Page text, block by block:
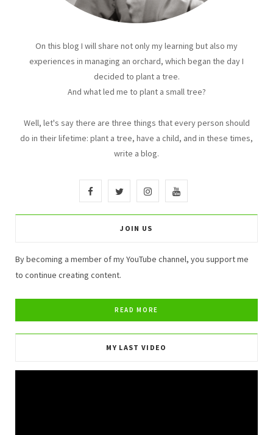
On this blog I will share not only my learning but also my
experiences in managing an orchard, which began the day I
decided to plant a tree.
And what led me to plant a small tree?
Well, let's say there are three things that every person should
do in their lifetime: plant a tree, have a child, and in these times,
write a blog.
a
e
b
T
w
t
I
n
t
a
m
Y
o
T
JOIN US
By becoming a member of my YouTube channel, you support me
to continue creating content.
MY LAST VIDEO